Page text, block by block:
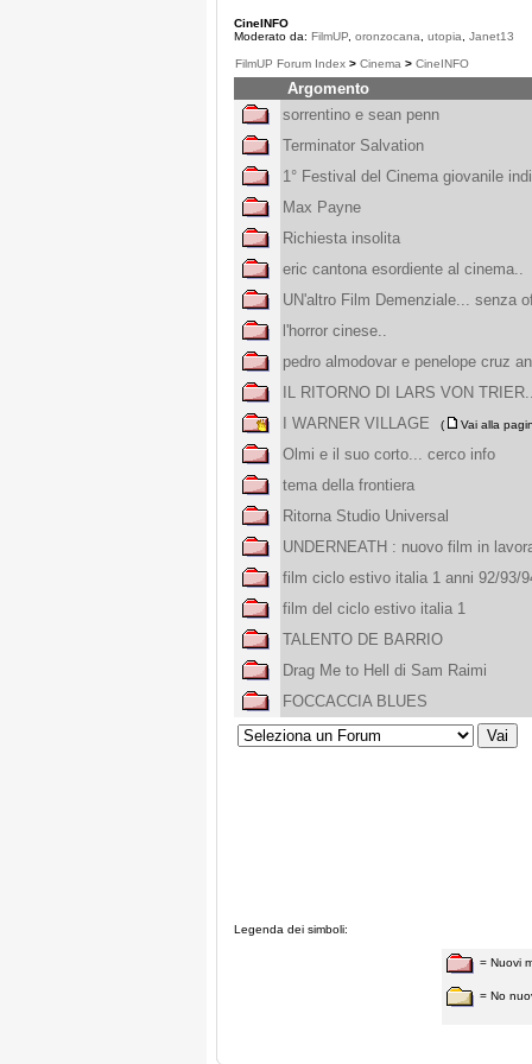
CineINFO
Moderato da: FilmUP oronzocana utopia Janet13
FilmUP Forum Index > Cinema > CineINFO
Argomento
sorrentino e sean penn
Terminator Salvation
1° Festival del Cinema giovanile
Max Payne
Richiesta insolita
eric cantona esordiente al cinema..
UN'altro Film Demenziale... senza
l'horror cinese..
pedro almodovar e penelope cruz
IL RITORNO DI LARS VON
I WARNER VILLAGE
( Vai alla
Olmi e il suo corto... cerco info
tema della frontiera
Ritorna Studio Universal
UNDERNEATH : nuovo film in
film ciclo estivo italia 1 anni 92/93/
film del ciclo estivo italia 1
TALENTO DE BARRIO
Drag Me to Hell di Sam Raimi
FOCCACCIA BLUES
Legenda dei simboli:
= Nuovi
= No